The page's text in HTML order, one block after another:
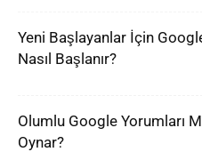
Yeni Başlayanlar İçin
Nasıl Başlanır?
Olumlu Google Yorumları
Oynar?